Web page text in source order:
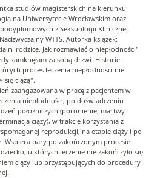
studiów magisterskich na kierunku
na Uniwersytecie Wrocławskim oraz
z Seksuologii Klinicznej.
WTTS. Autorka książek:
rodzice. Jak rozmawiać o niepłodności"
zamknęłam za sobą drzwi. Historie
proces leczenia niepłodności nie
się ciążą".
zaangażowana w pracę z pacjentem w
niepłodności, po doświadczeniu
położniczych (poronienie, martwy
ciąży), w trakcie korzystania z
reprodukcji, na etapie ciąży i po
Wspiera pary po zakończonym procesie
u których leczenie nie zakończyło się
ciąży lub przystępujących do procedury